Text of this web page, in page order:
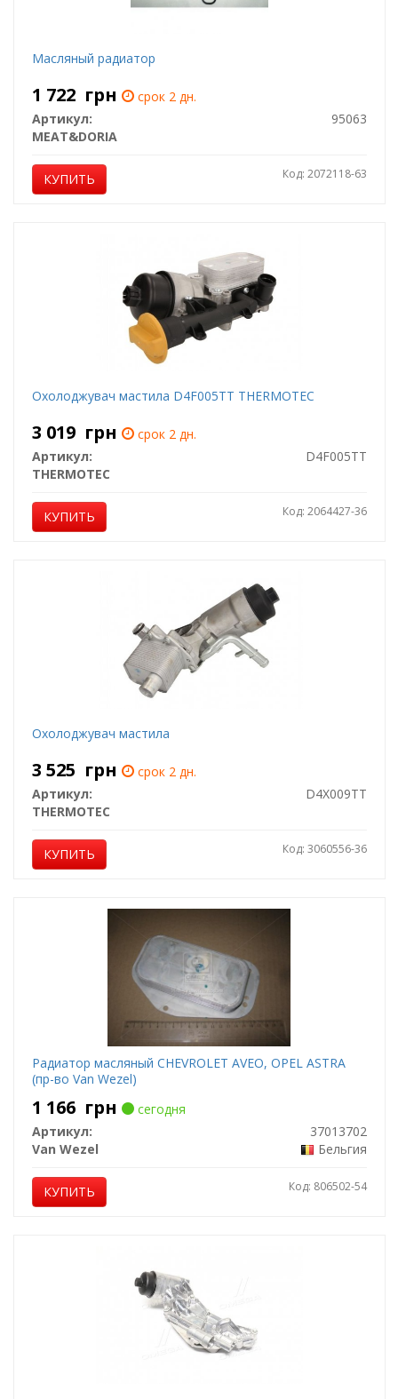
Масляный радиатор
1 722 грн
срок 2 дн.
Артикул:
95063
MEAT&DORIA
КУПИТЬ Код: 2072118-63
Охолоджувач мастила D4F005TT THERMOTEC
3 019 грн
срок 2 дн.
Артикул:
D4F005TT
THERMOTEC
КУПИТЬ Код: 2064427-36
Охолоджувач мастила
3 525 грн
срок 2 дн.
Артикул:
D4X009TT
THERMOTEC
КУПИТЬ Код: 3060556-36
Радиатор масляный CHEVROLET AVEO, OPEL ASTRA
(пр-во Van Wezel)
1 166 грн
сегодня
Артикул:
37013702
Van Wezel
Бельгия
КУПИТЬ Код: 806502-54